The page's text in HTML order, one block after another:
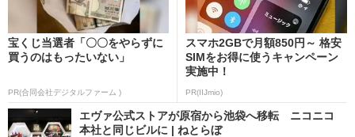
宝くじ当選者「〇〇をやらずに
買うのはもったいない」
PR(合同会社デジタルファーム )
スマホ2GBで月額850円～ 格安
SIMをお得に使うキャンペーン
実施中！
PR(IIJmio)
エヴァ公式ストアが原宿から池袋へ移転 ニコニコ
本社と同じビルに | ねとらぼ